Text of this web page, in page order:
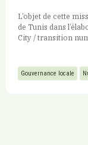
L’objet de cette
de Tunis dans
City / transition
Gouvernance locale